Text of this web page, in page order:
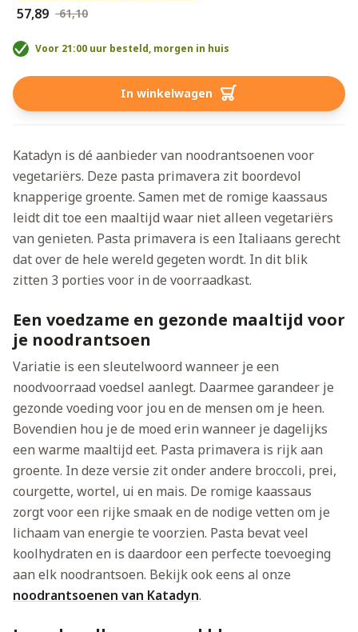
€ 57,89 € 61,10
Voor 21:00 uur besteld, morgen in huis
In winkelwagen
Katadyn is dé aanbieder van noodrantsoenen voor
vegetariërs. Deze pasta primavera zit boordevol
knapperige groente. Samen met de romige kaassaus
leidt dit toe een maaltijd waar niet alleen vegetariërs
van genieten. Pasta primavera is een Italiaans gerecht
dat over de hele wereld gegeten wordt. In dit blik
zitten 3 porties voor in de voorraadkast.
Een voedzame en gezonde maaltijd voor
je noodrantsoen
Variatie is een sleutelwoord wanneer je een
noodvoorraad voedsel aanlegt. Daarmee garandeer je
gezonde voeding voor jou en de mensen om je heen.
Bovendien hou je de moed erin wanneer je dagelijks
een warme maaltijd eet. Pasta primavera is rijk aan
groente. In deze versie zit onder andere broccoli, prei,
courgette, wortel, ui en mais. De romige kaassaus
zorgt voor een rijke smaak en de nodige vetten om je
lichaam van energie te voorzien. Pasta bevat veel
koolhydraten en is daardoor een perfecte toevoeging
aan elk noodrantsoen. Bekijk ook eens al onze
noodrantsoenen van Katadyn.